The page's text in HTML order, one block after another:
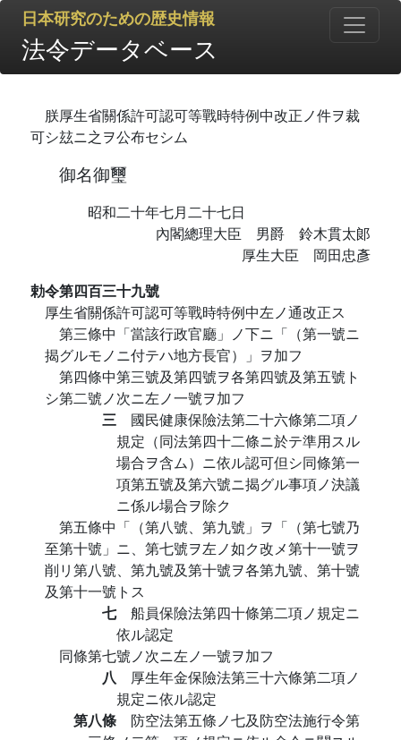
日本研究のための歴史情報
法令データベース
朕厚生省關係許可認可等戰時特例中改正ノ件ヲ裁
可シ玆ニ之ヲ公布セシム
御名御璽
昭和二十年七月二十七日
內閣總理大臣 男爵 鈴木貫太郞
厚生大臣 岡田忠彥
勅令第四百三十九號
厚生省關係許可認可等戰時特例中左ノ通改正ス
第三條中「當該行政官廳」ノ下ニ「（第一號ニ
揭グルモノニ付テハ地方長官）」ヲ加フ
第四條中第三號及第四號ヲ各第四號及第五號ト
シ第二號ノ次ニ左ノ一號ヲ加フ
三 國民健康保險法第二十六條第二項ノ
規定（同法第四十二條ニ於テ準用スル
場合ヲ含ム）ニ依ル認可但シ同條第一
項第五號及第六號ニ揭グル事項ノ決議
ニ係ル場合ヲ除ク
第五條中「（第八號、第九號」ヲ「（第七號乃
至第十號」ニ、第七號ヲ左ノ如ク改メ第十一號ヲ
削リ第八號、第九號及第十號ヲ各第九號、第十號
及第十一號トス
七 船員保險法第四十條第二項ノ規定ニ
依ル認定
同條第七號ノ次ニ左ノ一號ヲ加フ
八 厚生年金保險法第三十六條第二項ノ
規定ニ依ル認定
第八條 防空法第五條ノ七及防空法施行令第